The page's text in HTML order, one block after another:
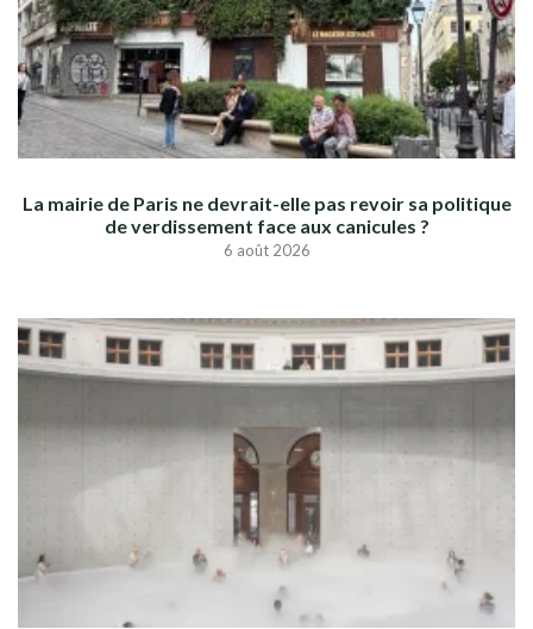
La mairie de Paris ne devrait-elle pas revoir sa politique
de verdissement face aux canicules ?
6 août 2026